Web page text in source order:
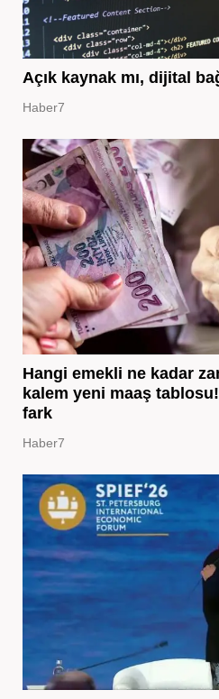
Açık kaynak mı, dijital
Haber7
Hangi emekli ne kadar
kalem yeni maaş
fark
Haber7